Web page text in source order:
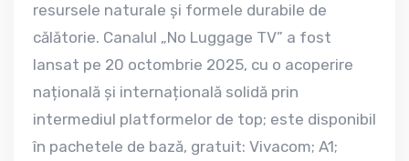
resursele naturale și formele durabile de
călătorie. Canalul „No Luggage TV” a fost
lansat pe 20 octombrie 2025, cu o acoperire
națională și internațională solidă prin
intermediul platformelor de top; este disponibil
în pachetele de bază, gratuit: Vivacom; A1;